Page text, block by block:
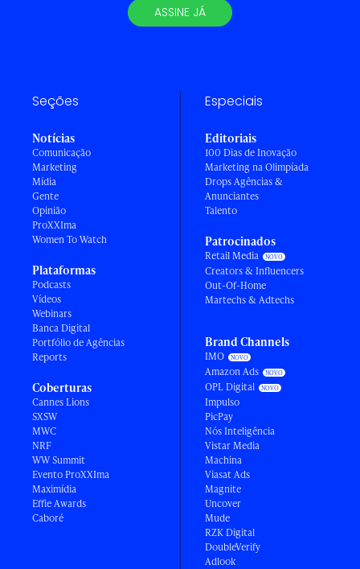
ASSINE JÁ
Seções
Notícias
Comunicação
Marketing
Mídia
Gente
Opinião
ProXXIma
Women To Watch
Plataformas
Podcasts
Vídeos
Webinars
Banca Digital
Portfólio de Agências
Reports
Coberturas
Cannes Lions
SXSW
MWC
NRF
WW Summit
Evento ProXXIma
Maximídia
Effie Awards
Caboré
Especiais
Editoriais
100 Dias de Inovação
Marketing na Olimpíada
Drops Agências &
Anunciantes
Talento
Patrocinados
Retail Media
Creators & Influencers
Out-Of-Home
Martechs & Adtechs
Brand Channels
IMO
Amazon Ads
OPL Digital
Impulso
PicPay
Nós Inteligência
Vistar Media
Machina
Viasat Ads
Magnite
Uncover
Mude
RZK Digital
DoubleVerify
Adlook